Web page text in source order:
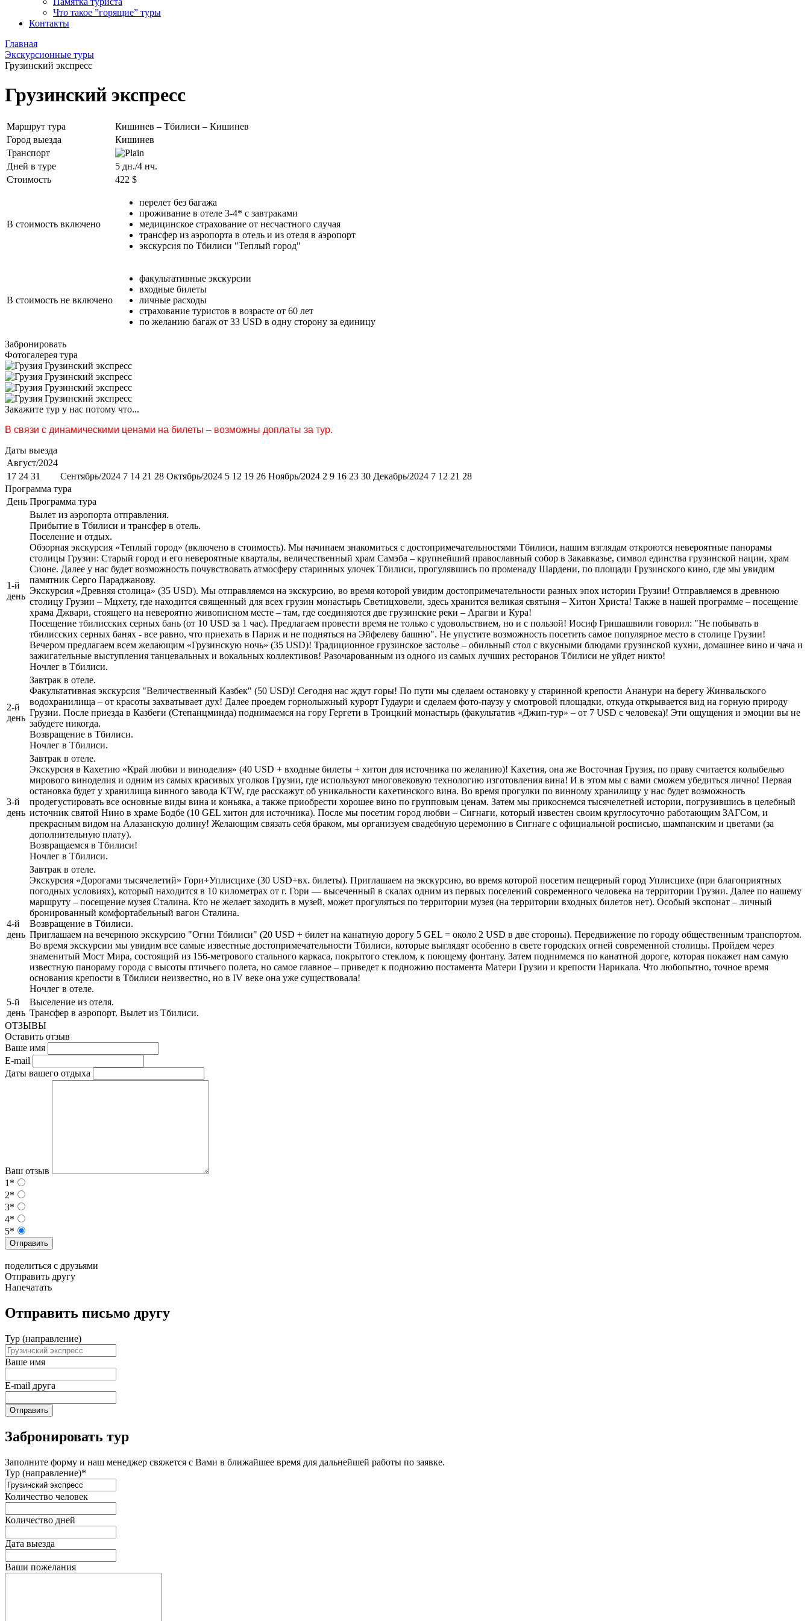
Что такое ”горящие” туры
Контакты
Главная
Экскурсионные туры
Грузинский экспресс
Грузинский экспресс
Маршрут тура
Кишинев – Тбилиси – Кишинев
Город выезда
Кишинев
Транспорт
Дней в туре
5 дн./4 нч.
Стоимость
422 $
В стоимость включено
перелет без багажа
проживание в отеле 3-4* с завтраками
медицинское страхование от несчастного случая
трансфер из аэропорта в отель и из отеля в аэропорт
экскурсия по Тбилиси "Теплый город"
В стоимость не включено
факультативные экскурсии
входные билеты
личные расходы
страхование туристов в возрасте от 60 лет
по желанию багаж от 33 USD в одну сторону за единицу
Забронировать
Фотогалерея тура
Закажите тур у нас потому что...
В связи с динамическими ценами на билеты – возможны доплаты за тур.
Даты выезда
Август/2024
17 24 31
Сентябрь/2024 7 14 21 28 Октябрь/2024 5 12 19 26 Ноябрь/2024 2 9 16 23 30 Декабрь/2024 7 12 21 28
Программа тура
День Программа тура
1-й
день
Вылет из аэропорта отправления.
Прибытие в Тбилиси и трансфер в отель.
Поселение и отдых.
Обзорная экскурсия «Теплый город» (включено в стоимость). Мы начинаем знакомиться с достопримечательностями Тбилиси, нашим взглядам откроются невероятные панорамы
столицы Грузии: Старый город и его невероятные кварталы, величественный храм Самэба – крупнейший православный собор в Закавказье, символ единства грузинской нации, храм
Сионе. Далее у нас будет возможность почувствовать атмосферу старинных улочек Тбилиси, прогулявшись по променаду Шардени, по площади Грузинского кино, где мы увидим
памятник Серго Параджанову.
Экскурсия «Древняя столица» (35 USD). Мы отправляемся на экскурсию, во время которой увидим достопримечательности разных эпох истории Грузии! Отправляемся в древнюю
столицу Грузии – Мцхету, где находится священный для всех грузин монастырь Светицховели, здесь хранится великая святыня – Хитон Христа! Также в нашей программе – посещение
храма Джвари, стоящего на невероятно живописном месте – там, где соединяются две грузинские реки – Арагви и Кура!
Посещение тбилисских серных бань (от 10 USD за 1 час). Предлагаем провести время не только с удовольствием, но и с пользой! Иосиф Гришашвили говорил: "Не побывать в
тбилисских серных банях - все равно, что приехать в Париж и не подняться на Эйфелеву башню". Не упустите возможность посетить самое популярное место в столице Грузии!
Вечером предлагаем всем желающим «Грузинскую ночь» (35 USD)! Традиционное грузинское застолье – обильный стол с вкусными блюдами грузинской кухни, домашнее вино и чача и
зажигательные выступления танцевальных и вокальных коллективов! Разочарованным из одного из самых лучших ресторанов Тбилиси не уйдет никто!
Ночлег в Тбилиси.
2-й
день
Завтрак в отеле.
Факультативная экскурсия "Величественный Казбек" (50 USD)! Сегодня нас ждут горы! По пути мы сделаем остановку у старинной крепости Ананури на берегу Жинвальского
водохранилища – от красоты захватывает дух! Далее проедем горнолыжный курорт Гудаури и сделаем фото-паузу у смотровой площадки, откуда открывается вид на горную природу
Грузии. После приезда в Казбеги (Степанцминда) поднимаемся на гору Гергети в Троицкий монастырь (факультатив «Джип-тур» – от 7 USD с человека)! Эти ощущения и эмоции вы не
забудете никогда.
Возвращение в Тбилиси.
Ночлег в Тбилиси.
3-й
день
Завтрак в отеле.
Экскурсия в Кахетию «Край любви и виноделия» (40 USD + входные билеты + хитон для источника по желанию)! Кахетия, она же Восточная Грузия, по праву считается колыбелью
мирового виноделия и одним из самых красивых уголков Грузии, где используют многовековую технологию изготовления вина! И в этом мы с вами сможем убедиться лично! Первая
остановка будет у хранилища винного завода KTW, где расскажут об уникальности кахетинского вина. Во время прогулки по винному хранилищу у нас будет возможность
продегустировать все основные виды вина и коньяка, а также приобрести хорошее вино по групповым ценам. Затем мы прикоснемся тысячелетней истории, погрузившись в целебный
источник святой Нино в храме Бодбе (10 GEL хитон для источника). После мы посетим город любви – Сигнаги, который известен своим круглосуточно работающим ЗАГСом, и
прекрасным видом на Алазанскую долину! Желающим связать себя браком, мы организуем свадебную церемонию в Сигнаге с официальной росписью, шампанским и цветами (за
дополнительную плату).
Возвращаемся в Тбилиси!
Ночлег в Тбилиси.
4-й
день
Завтрак в отеле.
Экскурсия «Дорогами тысячелетий» Гори+Уплисцихе (30 USD+вх. билеты). Приглашаем на экскурсию, во время которой посетим пещерный город Уплисцихе (при благоприятных
погодных условиях), который находится в 10 километрах от г. Гори — высеченный в скалах одним из первых поселений современного человека на территории Грузии. Далее по нашему
маршруту – посещение музея Сталина. Кто не желает заходить в музей, может прогуляться по территории музея (на территории входных билетов нет). Особый экспонат – личный
бронированный комфортабельный вагон Сталина.
Возвращение в Тбилиси.
Приглашаем на вечернюю экскурсию "Огни Тбилиси" (20 USD + билет на канатную дорогу 5 GEL = около 2 USD в две стороны). Передвижение по городу общественным транспортом.
Во время экскурсии мы увидим все самые известные достопримечательности Тбилиси, которые выглядят особенно в свете городских огней современной столицы. Пройдем через
знаменитый Мост Мира, состоящий из 156-метрового стального каркаса, покрытого стеклом, к поющему фонтану. Затем поднимемся по канатной дороге, которая покажет нам самую
известную панораму города с высоты птичьего полета, но самое главное – приведет к подножию постамента Матери Грузии и крепости Нарикала. Что любопытно, точное время
основания крепости в Тбилиси неизвестно, но в IV веке она уже существовала!
Ночлег в отеле.
5-й
день
Выселение из отеля.
Трансфер в аэропорт. Вылет из Тбилиси.
ОТЗЫВЫ
Оставить отзыв
Ваше имя
E-mail
Даты вашего отдыха
Ваш отзыв
1*
2*
3*
4*
5*
Отправить
поделиться с друзьями
Отправить другу
Напечатать
Отправить письмо другу
Тур (направление)
Ваше имя
E-mail друга
Отправить
Забронировать тур
Заполните форму и наш менеджер свяжется с Вами в ближайшее время для дальнейшей работы по заявке.
Тур (направление)*
Количество человек
Количество дней
Дата выезда
Ваши пожелания